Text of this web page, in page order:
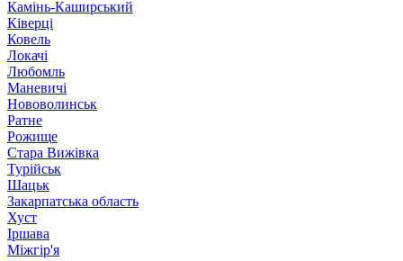
Камінь-Каширський
Ківерці
Ковель
Локачі
Любомль
Маневичі
Нововолинськ
Ратне
Рожище
Стара Вижівка
Турійськ
Шацьк
Закарпатська область
Хуст
Іршава
Міжгір'я